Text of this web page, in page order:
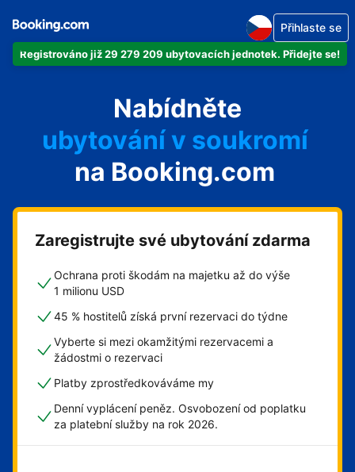
Registrováno již 29 279 209 ubytovacích jednotek. Přidejte se!
Přihlaste se
Nabídněte
svůj byt
svůj hotel
ubytování v soukromí
svůj penzion
svou chatu
na Booking.com
Zaregistrujte své ubytování zdarma
Ochrana proti škodám na majetku až do výše
1 milionu USD
45 % hostitelů získá první rezervaci do týdne
Vyberte si mezi okamžitými rezervacemi a
žádostmi o rezervaci
Platby zprostředkováváme my
Denní vyplácení peněz. Osvobození od poplatku
za platební služby na rok 2026.